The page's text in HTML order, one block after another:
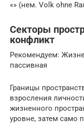
«» (нем. Volk ohne
Секторы
конфликт
Рекомендуем:
пассивная
Границы
взросления
жизненного
уровне, затем само